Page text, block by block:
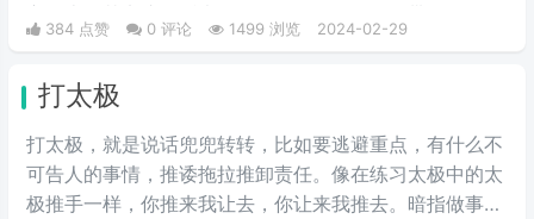
主身上，其实这句话也不算是批评，更多的是带有玩梗的
意味。“解梗博主”的嘲讽发言，指各类梗科普相关的作者
破梗、旧梗来敷衍了事，不被认可时，网友们就会评论一
句“没梗可以不发”。
384 点赞 0 评论 1499 浏览 2024-02-29
打太极
打太极，就是说话兜兜转转，比如要逃避重点，有什么不
可告人的事情，推诿拖拉推卸责任。像在练习太极中的太
极推手一样，你推来我让去，你让来我推去。暗指做事情